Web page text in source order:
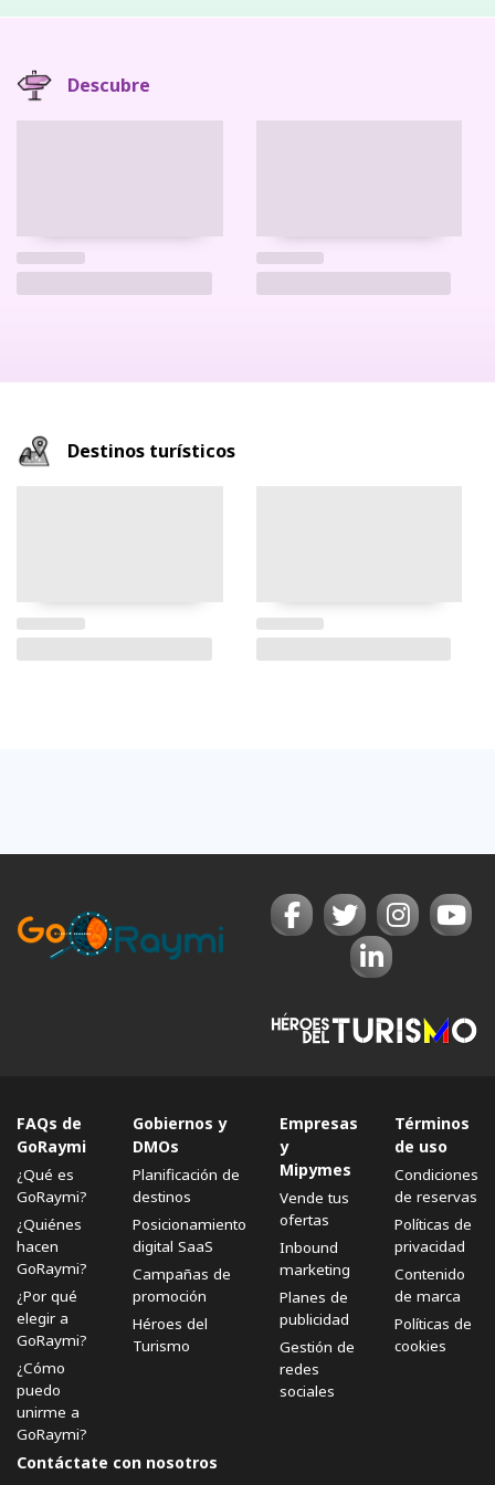
Descubre
Destinos turísticos
FAQs de
GoRaymi
¿Qué es
GoRaymi?
¿Quiénes
hacen
GoRaymi?
¿Por qué
elegir a
GoRaymi?
¿Cómo
puedo
unirme a
GoRaymi?
Gobiernos y
DMOs
Planificación de
destinos
Posicionamiento
digital SaaS
Campañas de
promoción
Héroes del
Turismo
Empresas
y
Mipymes
Vende tus
ofertas
Inbound
marketing
Planes de
publicidad
Gestión de
redes
sociales
Términos
de uso
Condiciones
de reservas
Políticas de
privacidad
Contenido
de marca
Políticas de
cookies
Contáctate con nosotros